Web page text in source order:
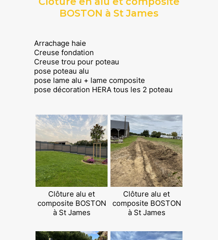
BOSTON à St James
Arrachage haie
Creuse fondation
Creuse trou pour poteau
pose poteau alu
pose lame alu + lame composite
pose décoration HERA tous les 2 poteau
Clôture alu et
composite BOSTON
à St James
Clôture alu et
composite BOSTON
à St James